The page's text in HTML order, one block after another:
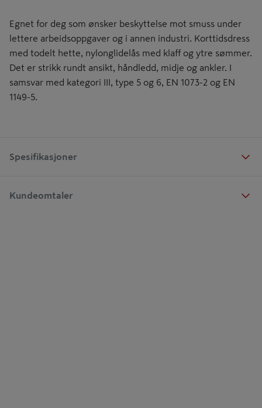
Egnet for deg som ønsker beskyttelse mot smuss under
lettere arbeidsoppgaver og i annen industri. Korttidsdress
med todelt hette, nylonglidelås med klaff og ytre sømmer.
Det er strikk rundt ansikt, håndledd, midje og ankler. I
samsvar med kategori III, type 5 og 6, EN 1073-2 og EN
1149-5.
Spesifikasjoner
Kundeomtaler